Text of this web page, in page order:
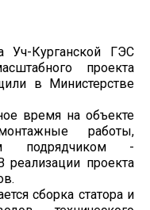
Уч-Курганской ГЭС
проекта
в Министерстве
время на объекте
работы,
подрядчиком -
реализации проекта
сборка статора и